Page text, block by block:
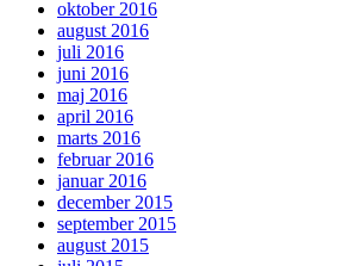
oktober 2016
august 2016
juli 2016
juni 2016
maj 2016
april 2016
marts 2016
februar 2016
januar 2016
december 2015
september 2015
august 2015